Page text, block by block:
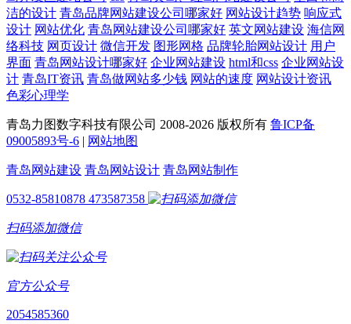
洁的设计 青岛品牌网站建设公司哪家好 网站设计趋势 响应式
设计 网站优化 青岛网站建设公司哪家好 英文网站建设 海信网
络科技 网页设计 微信开发 图形网格 品牌轮胎网站设计 用户
界面 青岛网站设计哪家好 企业网站建设 html和css 企业网站设
计 青岛IT资讯 青岛做网站多少钱 网站的速度 网站设计资讯
色彩心理学
青岛力图数字科技有限公司 2008-2026 版权所有 鲁ICP备
09005893号-6 | 网站地图
青岛网站建设 青岛网站设计 青岛网站制作
0532-85810878 473587358
扫码添加微信
官方公众号
2054585360